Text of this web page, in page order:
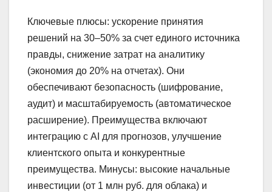
Ключевые плюсы: ускорение принятия
решений на 30–50% за счет единого источника
правды, снижение затрат на аналитику
(экономия до 20% на отчетах). Они
обеспечивают безопасность (шифрование,
аудит) и масштабируемость (автоматическое
расширение). Преимущества включают
интеграцию с AI для прогнозов, улучшение
клиентского опыта и конкурентные
преимущества. Минусы: высокие начальные
инвестиции (от 1 млн руб. для облака) и